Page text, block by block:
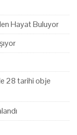
Hayat Buluyor
28 tarihi obje